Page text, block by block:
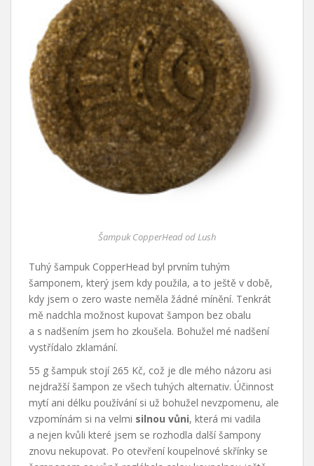
Šampuk CopperHead od Lush
Tuhý šampuk CopperHead byl prvním tuhým
šamponem, který jsem kdy použila, a to ještě v době,
kdy jsem o zero waste neměla žádné mínění. Tenkrát
mě nadchla možnost kupovat šampon bez obalu
a s nadšením jsem ho zkoušela. Bohužel mé nadšení
vystřídalo zklamání.
55 g šampuk stojí 265 Kč, což je dle mého názoru asi
nejdražší šampon ze všech tuhých alternativ. Účinnost
mytí ani délku používání si už bohužel nevzpomenu, ale
vzpomínám si na velmi silnou vůni, která mi vadila
a nejen kvůli které jsem se rozhodla další šampony
znovu nekupovat. Po otevření koupelnové skřínky se